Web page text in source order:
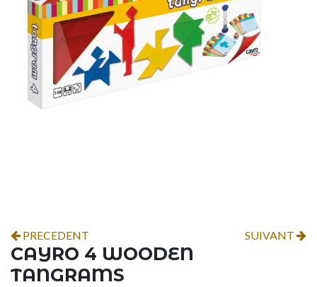
PRECEDENT SUIVANT
CAYRO 4 WOODEN
TANGRAMS